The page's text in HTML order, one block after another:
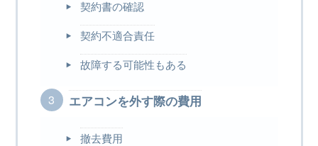
契約書の確認
契約不適合責任
故障する可能性もある
エアコンを外す際の費用
撤去費用